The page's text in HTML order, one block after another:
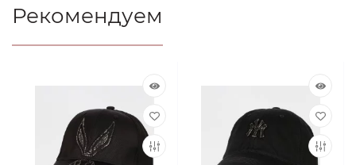
Рекомендуем